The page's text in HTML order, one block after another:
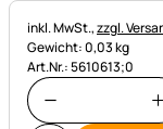
Steuerhinweis:
inkl. MwSt.,zzgl.
Gewicht: 0,03 kg
Art.Nr.: 5610613;0